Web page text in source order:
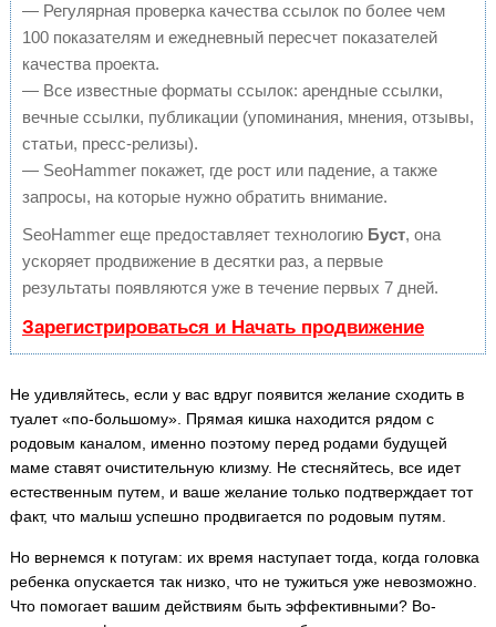
— Регулярная проверка качества ссылок по более чем
100 показателям и ежедневный пересчет показателей
качества проекта.
— Все известные форматы ссылок: арендные ссылки,
вечные ссылки, публикации (упоминания, мнения, отзывы,
статьи, пресс-релизы).
— SeoHammer покажет, где рост или падение, а также
запросы, на которые нужно обратить внимание.
SeoHammer еще предоставляет технологию Буст, она
ускоряет продвижение в десятки раз, а первые
результаты появляются уже в течение первых 7 дней.
Зарегистрироваться и Начать продвижение
Не удивляйтесь, если у вас вдруг появится желание сходить в
туалет «по-большому». Прямая кишка находится рядом с
родовым каналом, именно поэтому перед родами будущей
маме ставят очистительную клизму. Не стесняйтесь, все идет
естественным путем, и ваше желание только подтверждает тот
факт, что малыш успешно продвигается по родовым путям.
Но вернемся к потугам: их время наступает тогда, когда головка
ребенка опускается так низко, что не тужиться уже невозможно.
Что помогает вашим действиям быть эффективными? Во-